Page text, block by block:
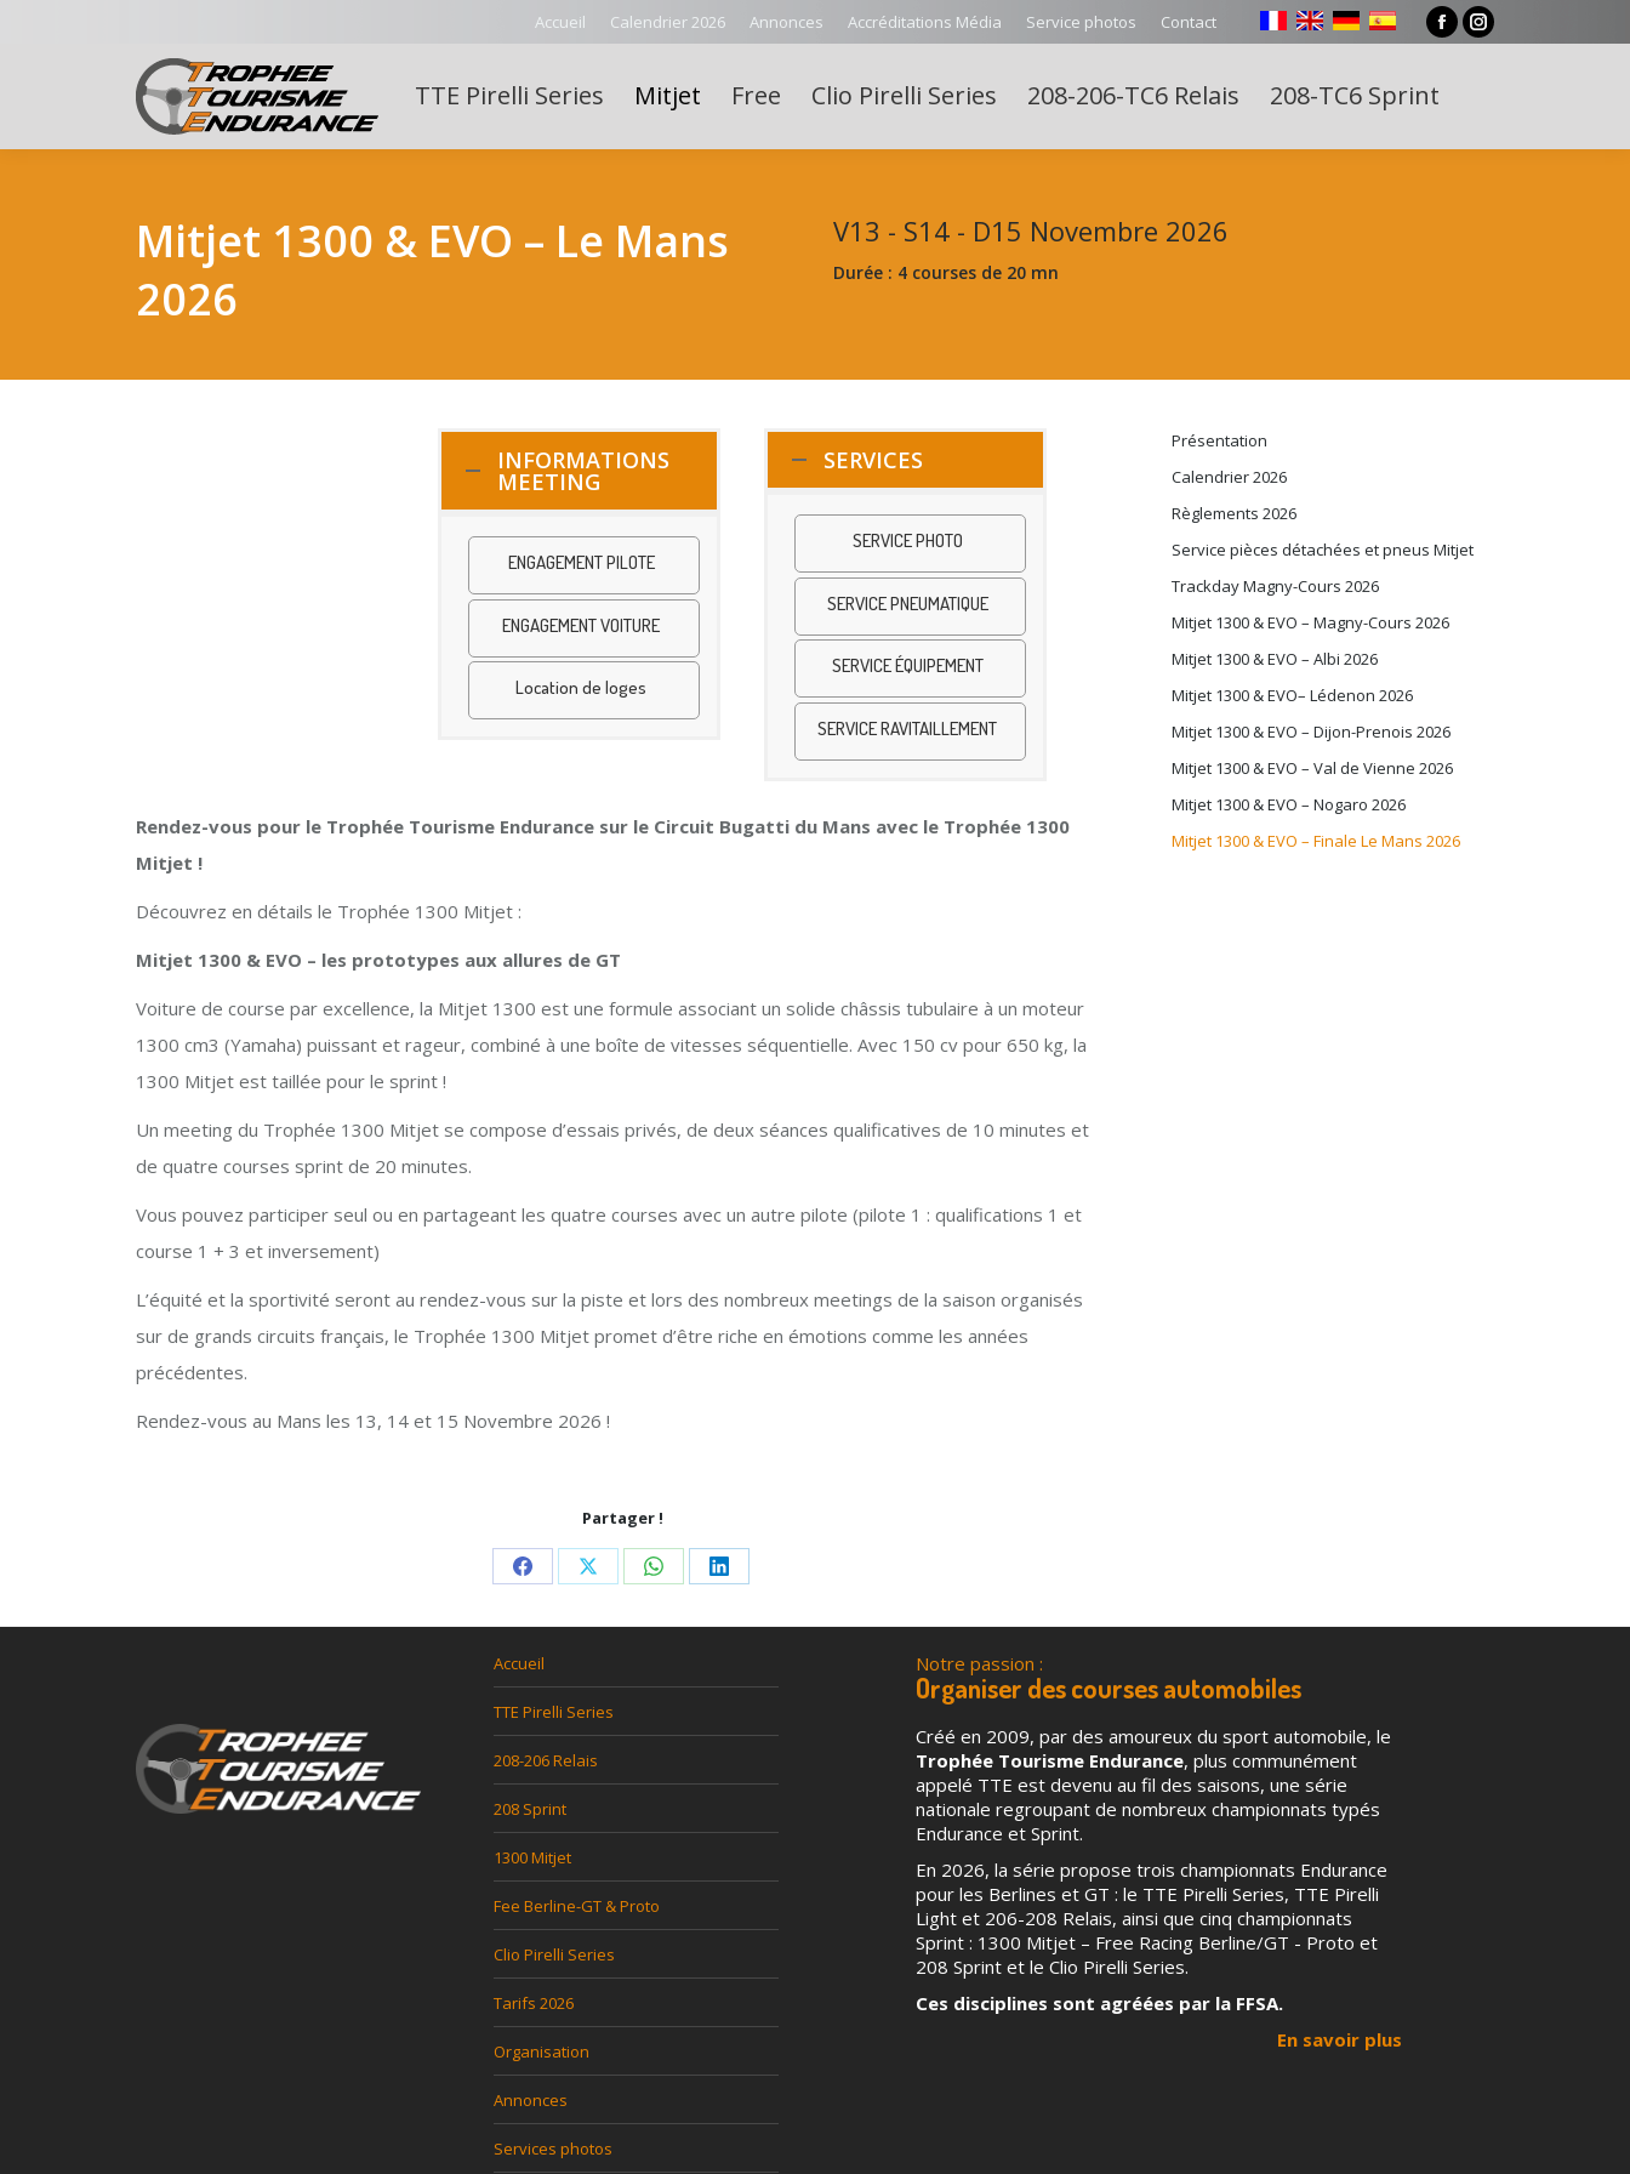
Accueil Calendrier 2026 Annonces Accréditations Média Service photos Contact
FacebookInstagram
TTE Pirelli Series Mitjet Free Clio Pirelli Series 208-206-TC6 Relais 208-TC6 Sprint
Mitjet 1300 & EVO – Le Mans
2026
V13 - S14 - D15 Novembre 2026
Durée : 4 courses de 20 mn
INFORMATIONS
MEETING
ENGAGEMENT PILOTE
ENGAGEMENT VOITURE
Location de loges
SERVICES
SERVICE PHOTO
SERVICE PNEUMATIQUE
SERVICE ÉQUIPEMENT
SERVICE RAVITAILLEMENT
Rendez-vous pour le Trophée Tourisme Endurance sur le Circuit Bugatti du Mans avec le Trophée 1300
Mitjet !
Découvrez en détails le Trophée 1300 Mitjet :
Mitjet 1300 & EVO – les prototypes aux allures de GT
Voiture de course par excellence, la Mitjet 1300 est une formule associant un solide châssis tubulaire à un moteur
1300 cm3 (Yamaha) puissant et rageur, combiné à une boîte de vitesses séquentielle. Avec 150 cv pour 650 kg, la
1300 Mitjet est taillée pour le sprint !
Un meeting du Trophée 1300 Mitjet se compose d’essais privés, de deux séances qualificatives de 10 minutes et
de quatre courses sprint de 20 minutes.
Vous pouvez participer seul ou en partageant les quatre courses avec un autre pilote (pilote 1 : qualifications 1 et
course 1 + 3 et inversement)
L’équité et la sportivité seront au rendez-vous sur la piste et lors des nombreux meetings de la saison organisés
sur de grands circuits français, le Trophée 1300 Mitjet promet d’être riche en émotions comme les années
précédentes.
Rendez-vous au Mans les 13, 14 et 15 Novembre 2026 !
Partager !
Share
Facebook
Share Share Share
Présentation
Calendrier 2026
Règlements 2026
Service pièces détachées et pneus Mitjet
Trackday Magny-Cours 2026
Mitjet 1300 & EVO – Magny-Cours 2026
Mitjet 1300 & EVO – Albi 2026
Mitjet 1300 & EVO– Lédenon 2026
Mitjet 1300 & EVO – Dijon-Prenois 2026
Mitjet 1300 & EVO – Val de Vienne 2026
Mitjet 1300 & EVO – Nogaro 2026
Mitjet 1300 & EVO – Finale Le Mans 2026
Accueil
TTE Pirelli Series
208-206 Relais
208 Sprint
1300 Mitjet
Fee Berline-GT & Proto
Clio Pirelli Series
Tarifs 2026
Organisation
Annonces
Services photos
Notre passion :
Organiser des courses automobiles
Créé en 2009, par des amoureux du sport automobile, le
Trophée Tourisme Endurance, plus communément
appelé TTE est devenu au fil des saisons, une série
nationale regroupant de nombreux championnats typés
Endurance et Sprint.
En 2026, la série propose trois championnats Endurance
pour les Berlines et GT : le TTE Pirelli Series, TTE Pirelli
Light et 206-208 Relais, ainsi que cinq championnats
Sprint : 1300 Mitjet – Free Racing Berline/GT - Proto et
208 Sprint et le Clio Pirelli Series.
Ces disciplines sont agréées par la FFSA.
En savoir plus